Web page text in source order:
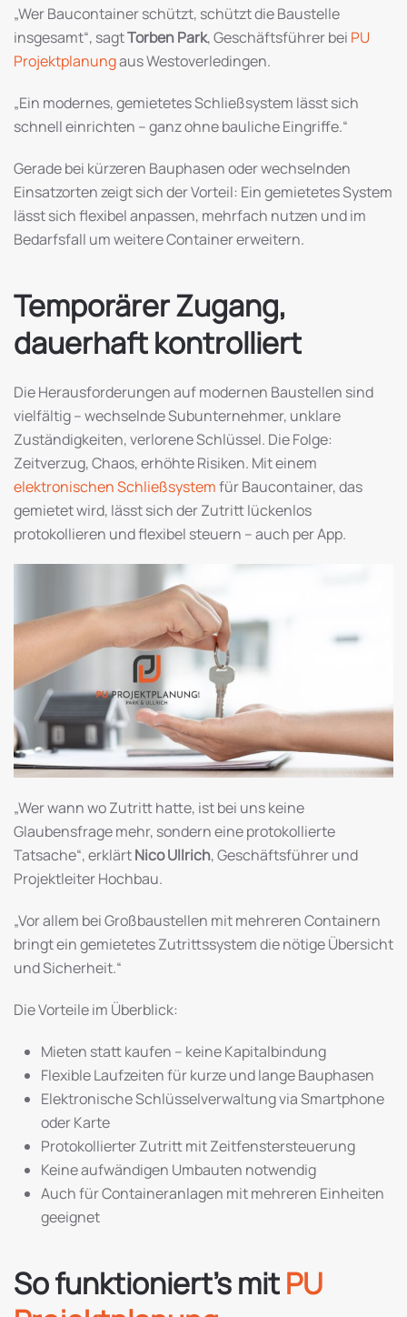
„Wer Baucontainer schützt, schützt die Baustelle
insgesamt“, sagtTorben Park, Geschäftsführer bei PU
Projektplanungaus Westoverledingen.
„Ein modernes, gemietetes Schließsystem lässt sich
schnell einrichten – ganz ohne bauliche Eingriffe.“
Gerade bei kürzeren Bauphasen oder wechselnden
Einsatzorten zeigt sich der Vorteil: Ein gemietetes System
lässt sich flexibel anpassen, mehrfach nutzen und im
Bedarfsfall um weitere Container erweitern.
Temporärer Zugang,
dauerhaft kontrolliert
Die Herausforderungen auf modernen Baustellen sind
vielfältig – wechselnde Subunternehmer, unklare
Zuständigkeiten, verlorene Schlüssel. Die Folge:
Zeitverzug, Chaos, erhöhte Risiken. Mit einem
elektronischen Schließsystemfür Baucontainer, das
gemietet wird, lässt sich der Zutritt lückenlos
protokollieren und flexibel steuern – auch per App.
„Wer wann wo Zutritt hatte, ist bei uns keine
Glaubensfrage mehr, sondern eine protokollierte
Tatsache“, erklärtNico Ullrich, Geschäftsführer und
Projektleiter Hochbau.
„Vor allem bei Großbaustellen mit mehreren Containern
bringt ein gemietetes Zutrittssystem die nötige Übersicht
und Sicherheit.“
Die Vorteile im Überblick:
Mieten statt kaufen – keine Kapitalbindung
Flexible Laufzeiten für kurze und lange Bauphasen
Elektronische Schlüsselverwaltung via Smartphone
oder Karte
Protokollierter Zutritt mit Zeitfenstersteuerung
Keine aufwändigen Umbauten notwendig
Auch für Containeranlagen mit mehreren Einheiten
geeignet
So funktioniert’s mitPU